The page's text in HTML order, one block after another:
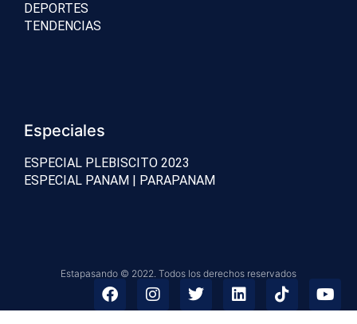
DEPORTES
TENDENCIAS
Especiales
ESPECIAL PLEBISCITO 2023
ESPECIAL PANAM | PARAPANAM
Estapasando © 2022. Todos los derechos reservados